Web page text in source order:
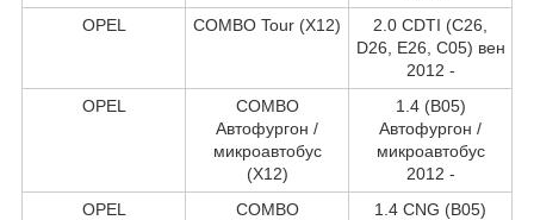
OPEL
COMBO Tour (X12)
2.0 CDTI (C26,
D26, E26, C05) вен
2012 -
OPEL
COMBO
Автофургон /
микроавтобус
(X12)
1.4 (B05)
Автофургон /
микроавтобус
2012 -
OPEL
COMBO
1.4 CNG (B05)